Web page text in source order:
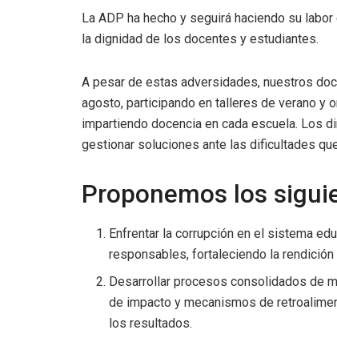
La ADP ha hecho y seguirá haciendo su
la dignidad de los docentes y estudiantes.
A pesar de estas adversidades, nuestros
agosto, participando en talleres de verano y
impartiendo docencia en cada escuela. Los
gestionar soluciones ante las dificultades
Proponemos los
Enfrentar la corrupción en el sistema
responsables, fortaleciendo la rendición
Desarrollar procesos consolidados de
de impacto y mecanismos de
los resultados.